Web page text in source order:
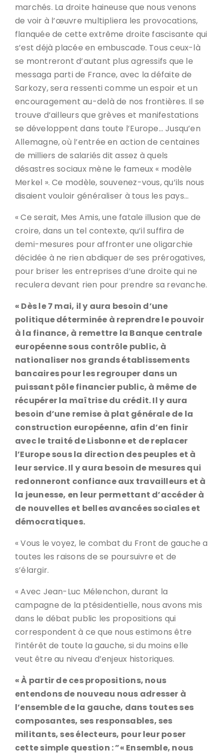
marchés. La droite haineuse que nous venons
de voir à l’œuvre multipliera les provocations,
flanquée de cette extrême droite fascisante qui
s’est déjà placée en embuscade. Tous ceux-là
se montreront d’autant plus agressifs que le
messaga parti de France, avec la défaite de
Sarkozy, sera ressenti comme un espoir et un
encouragement au-delà de nos frontières. Il se
trouve d’ailleurs que grèves et manifestations
se développent dans toute l’Europe… Jusqu’en
Allemagne, où l’entrée en action de centaines
de milliers de salariés dit assez à quels
désastres sociaux mène le fameux « modèle
Merkel ». Ce modèle, souvenez-vous, qu’ils nous
disaient vouloir généraliser à tous les pays…
« Ce serait, Mes Amis, une fatale illusion que de
croire, dans un tel contexte, qu’il suffira de
demi-mesures pour affronter une oligarchie
décidée à ne rien abdiquer de ses prérogatives,
pour briser les entreprises d’une droite qui ne
reculera devant rien pour prendre sa revanche.
« Dès le 7 mai, il y aura besoin d’une
politique déterminée à reprendre le pouvoir
à la finance, à remettre la Banque centrale
européenne sous contrôle public, à
nationaliser nos grands établissements
bancaires pour les regrouper dans un
puissant pôle financier public, à même de
récupérer la maîtrise du crédit. Il y aura
besoin d’une remise à plat générale de la
construction européenne, afin d’en finir
avec le traité de Lisbonne et de replacer
l’Europe sous la direction des peuples et à
leur service. Il y aura besoin de mesures qui
redonneront confiance aux travailleurs et à
la jeunesse, en leur permettant d’accéder à
de nouvelles et belles avancées sociales et
démocratiques.
« Vous le voyez, le combat du Front de gauche a
toutes les raisons de se poursuivre et de
s’élargir.
« Avec Jean-Luc Mélenchon, durant la
campagne de la ptésidentielle, nous avons mis
dans le débat public les propositions qui
correspondent à ce que nous estimons être
l’intérêt de toute la gauche, si du moins elle
veut être au niveau d’enjeux historiques.
« À partir de ces propositions, nous
entendons de nouveau nous adresser à
l’ensemble de la gauche, dans toutes ses
composantes, ses responsables, ses
militants, ses électeurs, pour leur poser
cette simple question : ”« Ensemble, nous